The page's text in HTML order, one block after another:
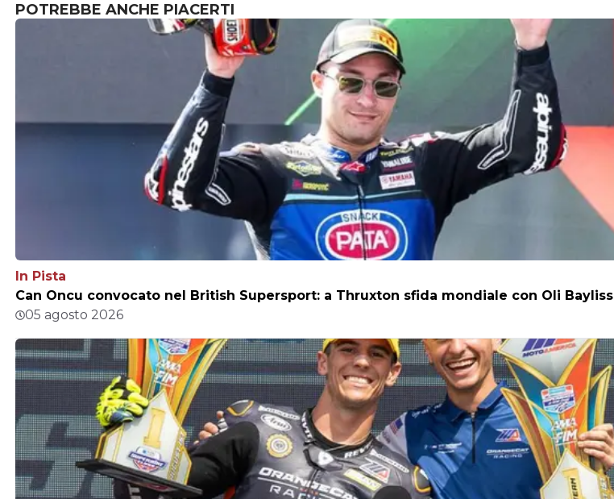
POTREBBE ANCHE PIACERTI
In Pista
Can Oncu convocato nel British Supersport: a Thruxton sfida mondiale con Oli Bayliss
05 agosto 2026